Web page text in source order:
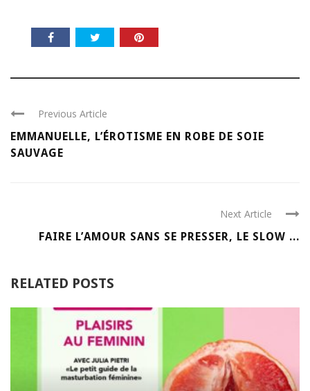
Previous Article
EMMANUELLE, L’ÉROTISME EN ROBE DE SOIE
SAUVAGE
Next Article
FAIRE L’AMOUR SANS SE PRESSER, LE SLOW ...
RELATED POSTS